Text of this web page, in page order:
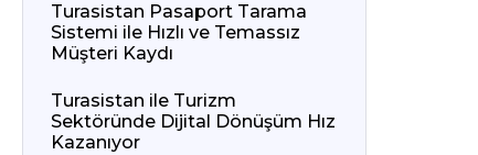
Turasistan Pasaport Tarama
Sistemi ile Hızlı ve Temassız
Müşteri Kaydı
Turasistan ile Turizm
Sektöründe Dijital Dönüşüm Hız
Kazanıyor